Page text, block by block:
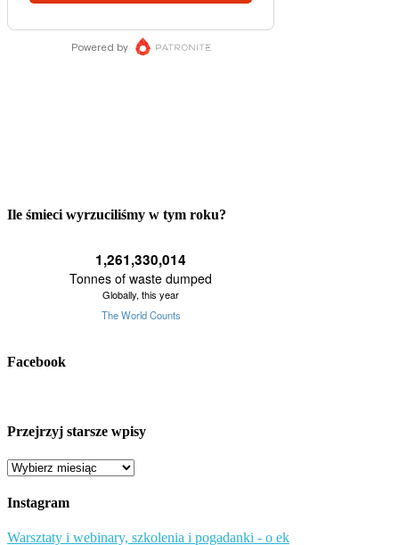
Ile śmieci wyrzuciliśmy w tym roku?
Facebook
Przejrzyj starsze wpisy
Przejrzyj
wpisy
Instagram
Warsztaty i webinary, szkolenia i pogadanki - o ek